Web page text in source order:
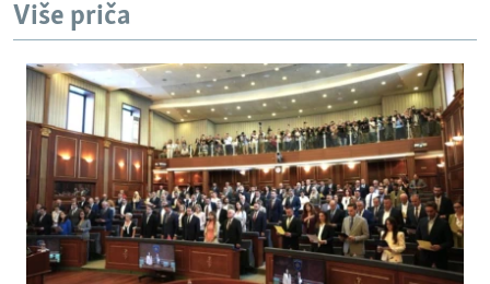
Više priča